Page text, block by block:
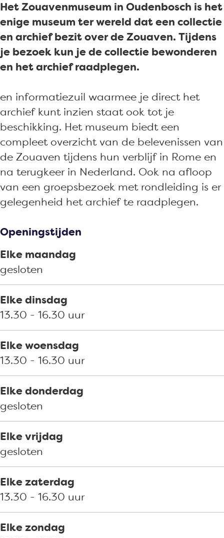
e
n
m
u
s
u
m
O
u
d
e
n
b
s
a
v
e
n
m
s
e
u
m
O
u
d
e
b
o
c
h
u
a
v
e
n
u
s
e
u
m
O
u
d
n
b
s
c
h
e
n
m
u
s
u
m
O
u
d
e
n
b
s
c
o
u
a
v
e
m
u
s
e
u
m
O
u
e
n
o
c
h
Het Zouavenmuseum in Oudenbosch is het
enige museum ter wereld dat een collectie
en archief bezit over de Zouaven. Tijdens
je bezoek kun je de collectie bewonderen
en het archief raadplegen.
en informatiezuil waarmee je direct het
archief kunt inzien staat ook tot je
beschikking. Het museum biedt een
compleet overzicht van de belevenissen van
de Zouaven tijdens hun verblijf in Rome en
na terugkeer in Nederland. Ook na afloop
van een groepsbezoek met rondleiding is er
gelegenheid het archief te raadplegen.
Openingstijden
Elke maandag
gesloten
Elke dinsdag
13.30 - 16.30 uur
Elke woensdag
13.30 - 16.30 uur
Elke donderdag
gesloten
Elke vrijdag
gesloten
Elke zaterdag
13.30 - 16.30 uur
Elke zondag